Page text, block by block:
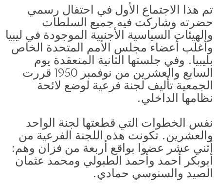
تم هذا الاجتماع الأول في احتفال رسمي
حضرته وشاركت فيه جميع السلطات
والهيئات السياسية الأجنبية الموجودة في ليبيا
وأغلب أعضاء مجلس الأمم المتحدة الخاص
بليبيا. وفي جلستها الثانية المنعقدة يوم
السابع والعشرين من نوفمبر 1950 قررت
الجمعية تأليف لجنة فرعية لوضع لائحة
نظامها الداخلي.
نفس الخطوات التي قطعتها لجنة الواحد
والعشرين. تكونت هذه اللجنة الفرعية من
أثني عشر عضوا بواقع أربعة من فزان وهم:
أبوبكر أحمد وأحمد الطبولي ومحمد عثمان
الصيد والسنوسي حمادي.